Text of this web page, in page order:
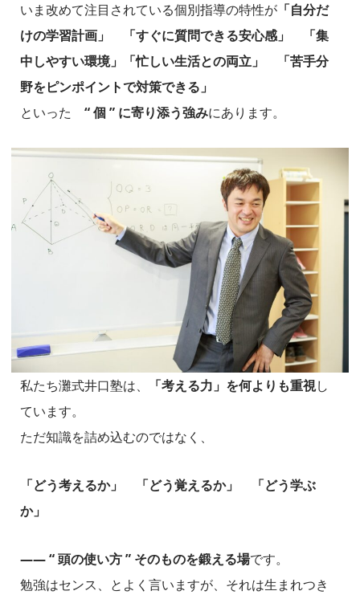
いま改めて注目されている個別指導の特性が「自分だ
けの学習計画」
「すぐに質問できる安心感」
「集
中しやすい環境」
「忙しい生活との両立」
「苦手分
野をピンポイントで対策できる」
といった “ 個 ” に寄り添う強みにあります。
私たち灘式井口塾は、 「考える力」を何よりも重視し
ています。
ただ知識を詰め込むのではなく、
「どう考えるか」 「どう覚えるか」 「どう学ぶ
か」
―― “ 頭の使い方 ” そのものを鍛える場です。
勉強はセンス、とよく言いますが、それは生まれつき